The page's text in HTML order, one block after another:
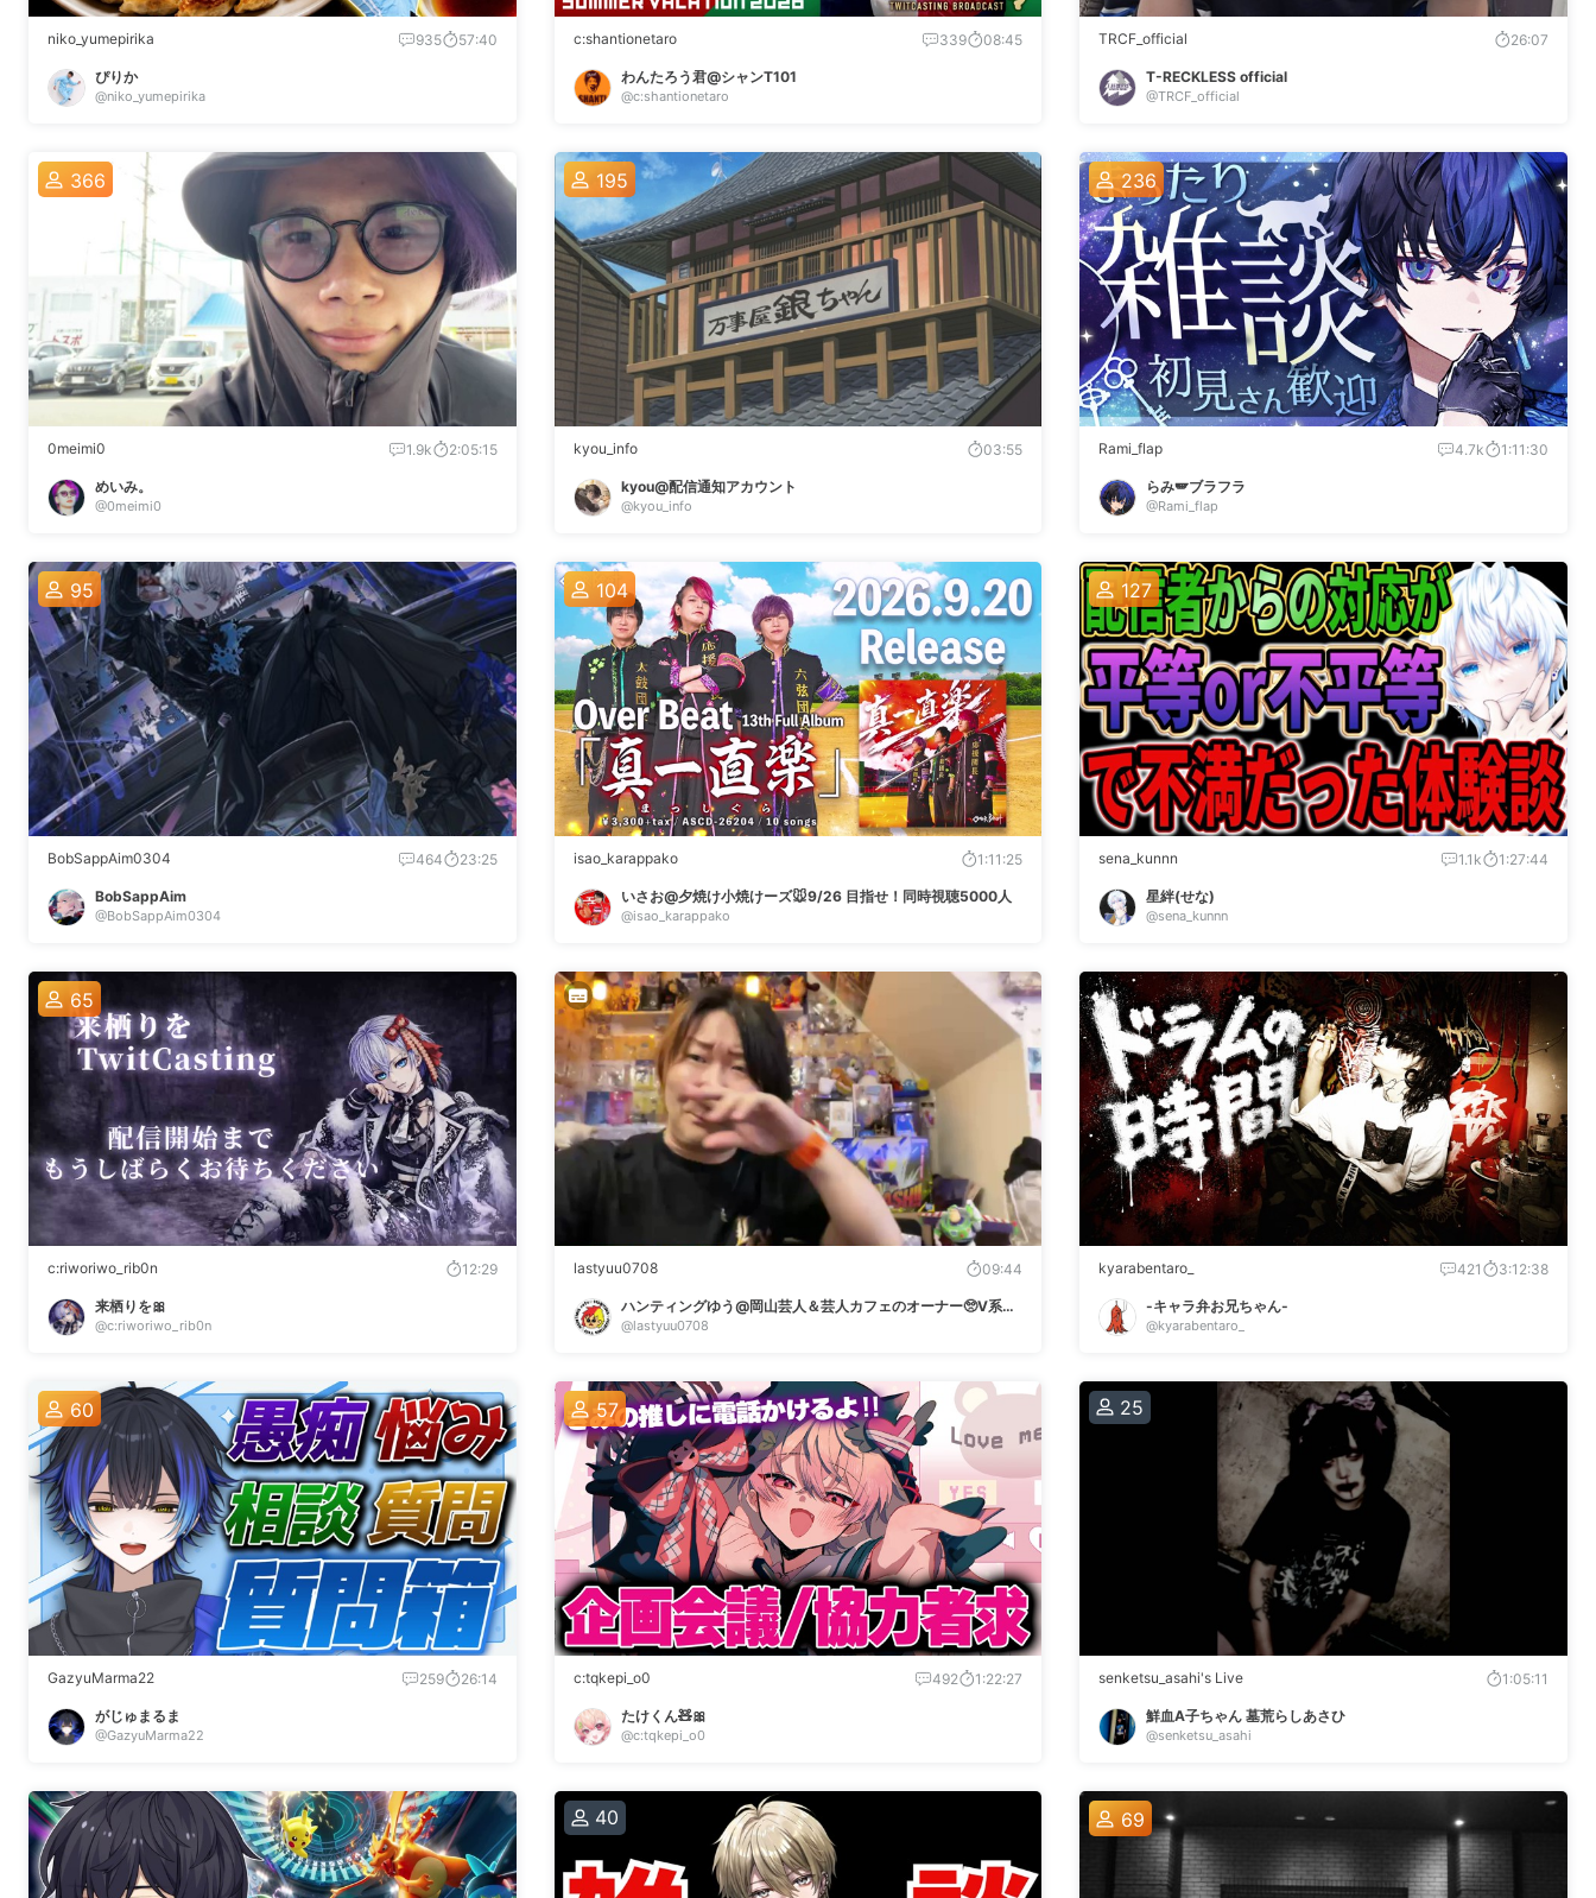
niko_yumepirika 935 57:40
ぴりか
@niko_yumepirika
c:shantionetaro 339 08:45
わんたろう君@シャンT101
@c:shantionetaro
TRCF_official 26:07
T-RECKLESS official
@TRCF_official
366
0meimi0 1.9k 2:05:15
めいみ。
@0meimi0
195
kyou_info 03:55
kyou@配信通知アカウント
@kyou_info
236
Rami_flap 4.7k 1:11:30
らみ🪽ブラフラ
@Rami_flap
95
BobSappAim0304 464 23:25
BobSappAim
@BobSappAim0304
104
isao_karappako 1:11:25
いさお@夕焼け小焼けーズ🐭9/26 目指せ！同時視聴5000人
@isao_karappako
127
sena_kunnn 1.1k 1:27:44
星絆(せな)
@sena_kunnn
65
c:riworiwo_rib0n 12:29
来栖りを🎀
@c:riworiwo_rib0n
lastyuu0708 09:44
ハンティングゆう@岡山芸人＆芸人カフェのオーナー🥺V系とフィギュア大好き
@lastyuu0708
kyarabentaro_ 421 3:12:38
-キャラ弁お兄ちゃん-
@kyarabentaro_
60
GazyuMarma22 259 26:14
がじゅまるま
@GazyuMarma22
57
c:tqkepi_o0 492 1:22:27
たけくん🧸🎀
@c:tqkepi_o0
25
senketsu_asahi's Live 1:05:11
鮮血A子ちゃん 墓荒らしあさひ
@senketsu_asahi
40 69